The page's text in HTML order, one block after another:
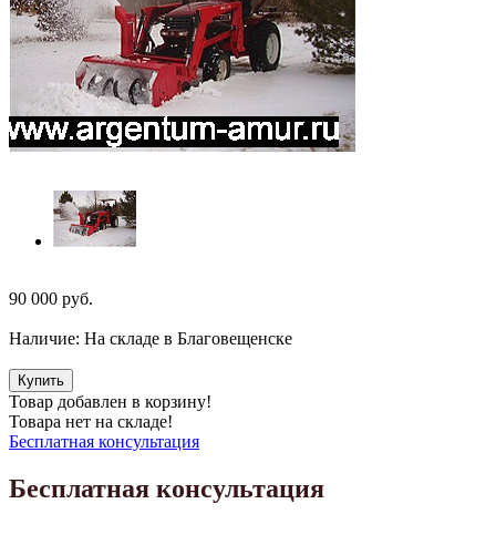
90 000 руб.
Наличие: На складе в Благовещенске
Купить
Товар добавлен в корзину!
Товара нет на складе!
Бесплатная консультация
Бесплатная консультация